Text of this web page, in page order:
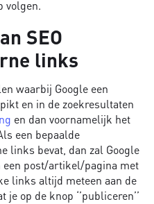
volgen.
SEO
links
waarbij Google een
en in de zoekresultaten
en dan voornamelijk het
een bepaalde
links bevat, dan zal Google
een post/artikel/pagina met
links altijd meteen aan de
op de knop ‘’publiceren’’